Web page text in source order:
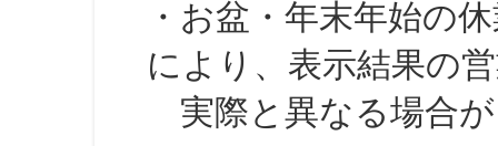
・お盆・年末年始の
により、表示結果の
実際と異なる場合が